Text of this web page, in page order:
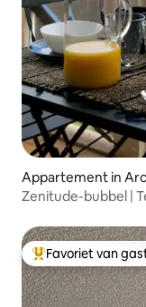
Appartement in
Zenitude-bubbel |
Topfavoriet van
Favoriet van